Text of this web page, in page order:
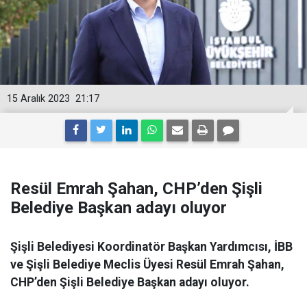
21:17
15 Aralık 2023
Resül Emrah Şahan, CHP’den Şişli
Belediye Başkan adayı oluyor
Şişli Belediyesi Koordinatör Başkan Yardımcısı, İBB
ve Şişli Belediye Meclis Üyesi Resül Emrah Şahan,
CHP’den Şişli Belediye Başkan adayı oluyor.